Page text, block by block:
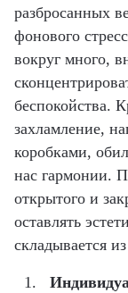
разбросанных
фонового
вокруг много,
беспокойства.
захламление,
коробками,
нас гармонии.
открытого и
оставлять
складывается